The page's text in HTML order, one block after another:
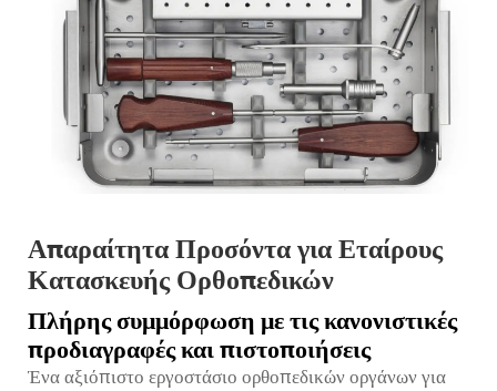
Απαραίτητα Προσόντα για Εταίρους
Κατασκευής Ορθοπεδικών
Πλήρης συμμόρφωση με τις κανονιστικές
προδιαγραφές και πιστοποιήσεις
Ένα αξιόπιστο εργοστάσιο ορθοπεδικών οργάνων για